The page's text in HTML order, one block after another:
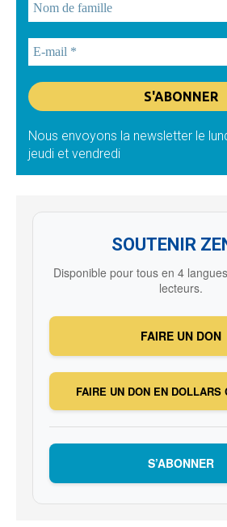
Nous envoyons la newsletter le
jeudi et vendredi
SOUTENIR
Disponible pour tous en 4
lecteurs.
FAIRE UN DON
FAIRE UN DON EN DOLLARS
S’ABONNER